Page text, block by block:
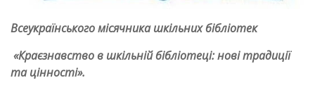
Всеукраїнського місячника шкільних бібліотек
«Краєзнавство в шкільній бібліотеці: нові традиції
та цінності».